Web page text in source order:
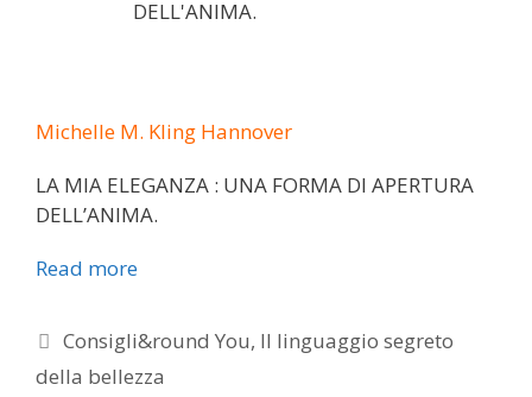
Michelle M. Kling Hannover
LA MIA ELEGANZA : UNA FORMA DI APERTURA
DELL’ANIMA.
Read more
Categorie
Consigli&round You, Il linguaggio segreto
della bellezza